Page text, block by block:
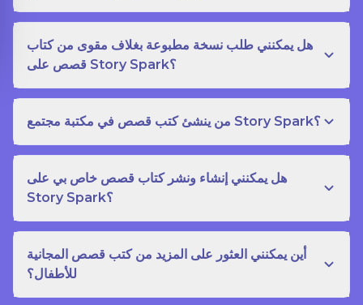
هل يمكنني طلب نسخة مطبوعة بغلاف مقوى من كتاب
قصص على Story Spark؟
من ينشئ كتب قصص في مكتبة مجتمع Story Spark؟
هل يمكنني إنشاء ونشر كتاب قصص خاص بي على
Story Spark؟
أين يمكنني العثور على المزيد من كتب قصص المجانية
للأطفال؟